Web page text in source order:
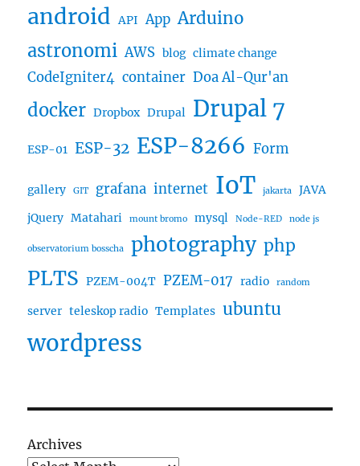
android API App Arduino
astronomi AWS blog climate change
CodeIgniter4 container Doa Al-Qur'an
docker Dropbox Drupal Drupal 7
ESP-01 ESP-32 ESP-8266 Form
gallery GIT grafana internet IoT jakarta
JAVA
jQuery Matahari mount bromo mysql Node-RED node js
observatorium bosscha photography php
PLTS PZEM-004T PZEM-017 radio random
server teleskop radio Templates ubuntu
wordpress
Archives